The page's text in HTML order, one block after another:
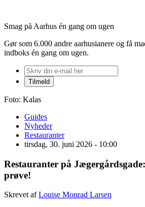
Smag på Aarhus én gang om ugen
Gør som 6.000 andre aarhusianere og få
indboks én gang om ugen.
Foto: Kalas
Guides
Nyheder
Restauranter
tirsdag, 30. juni 2026 - 10:00
Restauranter på
prøve!
Skrevet afLouise Monrad Larsen